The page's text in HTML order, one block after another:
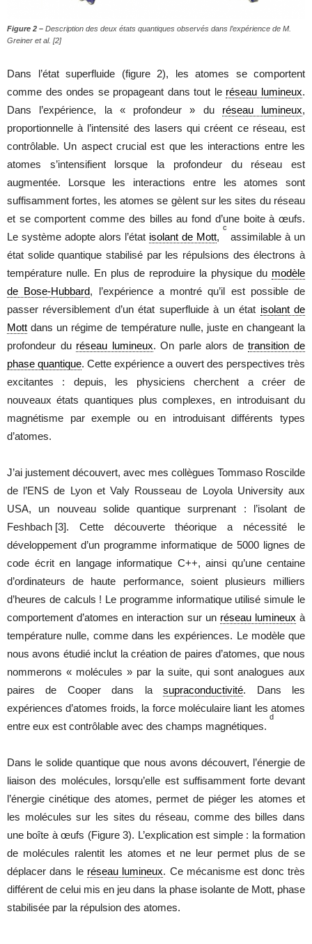
Figure 2 – Description des deux états quantiques observés dans l’expérience de M.
Greiner et al. [2]
Dans l’état superfluide (figure 2), les atomes se comportent
comme des ondes se propageant dans tout le réseau lumineux.
Dans l’expérience, la « profondeur » du réseau lumineux,
proportionnelle à l’intensité des lasers qui créent ce réseau, est
contrôlable. Un aspect crucial est que les interactions entre les
atomes s’intensifient lorsque la profondeur du réseau est
augmentée. Lorsque les interactions entre les atomes sont
suffisamment fortes, les atomes se gèlent sur les sites du réseau
et se comportent comme des billes au fond d’une boite à œufs.
Le système adopte alors l’état isolant de Mott,
c
assimilable à un
état solide quantique stabilisé par les répulsions des électrons à
température nulle. En plus de reproduire la physique du modèle
de Bose-Hubbard, l’expérience a montré qu’il est possible de
passer réversiblement d’un état superfluide à un état isolant de
Mott dans un régime de température nulle, juste en changeant la
profondeur du réseau lumineux. On parle alors detransition de
phase quantique. Cette expérience a ouvert des perspectives très
excitantes : depuis, les physiciens cherchent a créer de
nouveaux états quantiques plus complexes, en introduisant du
magnétisme par exemple ou en introduisant différents types
d’atomes.
J’ai justement découvert, avec mes collègues Tommaso Roscilde
de l’ENS de Lyon et Valy Rousseau de Loyola University aux
USA, un nouveau solide quantique surprenant : l’isolant de
Feshbach [3]. Cette découverte théorique a nécessité le
développement d’un programme informatique de 5000 lignes de
code écrit en langage informatique C++, ainsi qu’une centaine
d’ordinateurs de haute performance, soient plusieurs milliers
d’heures de calculs ! Le programme informatique utilisé simule le
comportement d’atomes en interaction sur un réseau lumineux à
température nulle, comme dans les expériences. Le modèle que
nous avons étudié inclut la création de paires d’atomes, que nous
nommerons « molécules » par la suite, qui sont analogues aux
paires de Cooper dans lasupraconductivité. Dans les
expériences d’atomes froids, la force moléculaire liant les atomes
entre eux est contrôlable avec des champs magnétiques.
d
Dans le solide quantique que nous avons découvert, l’énergie de
liaison des molécules, lorsqu’elle est suffisamment forte devant
l’énergie cinétique des atomes, permet de piéger les atomes et
les molécules sur les sites du réseau, comme des billes dans
une boîte à œufs (Figure 3). L’explication est simple : la formation
de molécules ralentit les atomes et ne leur permet plus de se
déplacer dans le réseau lumineux. Ce mécanisme est donc très
différent de celui mis en jeu dans la phase isolante de Mott, phase
stabilisée par la répulsion des atomes.